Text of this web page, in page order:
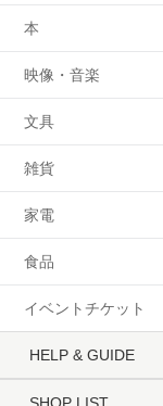
本
映像・音楽
文具
雑貨
家電
食品
イベントチケット
HELP & GUIDE